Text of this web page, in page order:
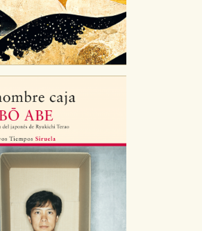
no es posible deshabilitarlas desde
Es posible hacerlo desde el
en ese caso es posible que algunas
web dejen de funcionar
y optimizar el funcionamiento de
Almacenan configuraciones de
no tenga que reconfigurarlos cada
La información es agregada y, por lo
y redes sociales
gestionadas por nuestros socios
intereses en otros sitios. No
información personal sino
la identificación única de su
de internet.